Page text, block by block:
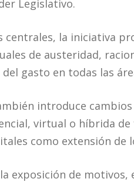
Legislativo.
centrales, la iniciativa
de austeridad,
gasto en todas las
introduce
virtual o híbrida
como extensión de
exposición de